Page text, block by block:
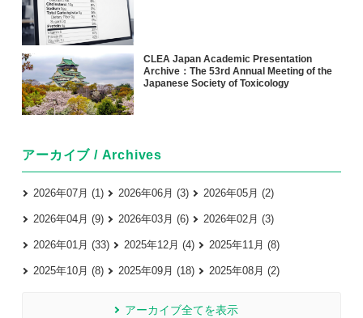
CLEA Japan Academic Presentation
Archive：The 53rd Annual Meeting of the
Japanese Society of Toxicology
アーカイブ / Archives
2026年07月 (1) 2026年06月 (3) 2026年05月 (2)
2026年04月 (9) 2026年03月 (6) 2026年02月 (3)
2026年01月 (33) 2025年12月 (4) 2025年11月 (8)
2025年10月 (8) 2025年09月 (18) 2025年08月 (2)
アーカイブ全てを表示